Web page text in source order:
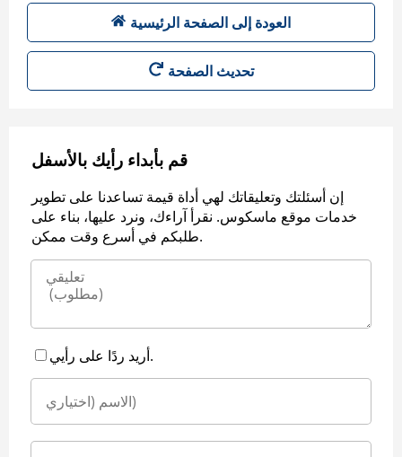
العودة إلى الصفحة الرئيسية
تحديث الصفحة
قم بأبداء رأيك بالأسفل
إن أسئلتك وتعليقاتك لهي أداة قيمة تساعدنا على تطوير
خدمات موقع ماسكوس. نقرأ آراءك، ونرد عليها، بناء على
طلبكم في أسرع وقت ممكن.
أريد ردًا على رأيي.